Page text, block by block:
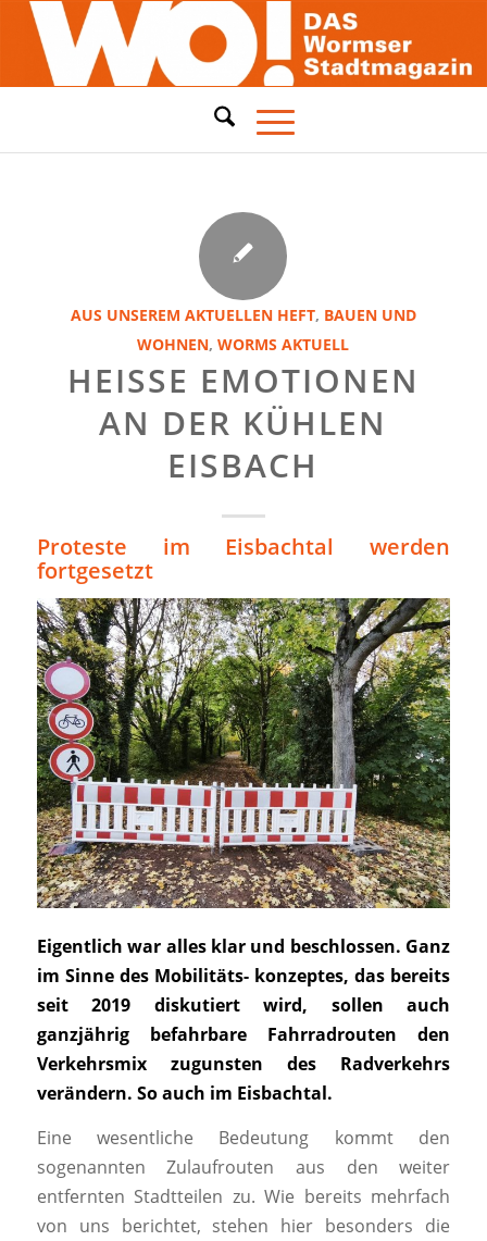
AUS UNSEREM AKTUELLEN HEFT, BAUEN UND
WOHNEN,WORMS AKTUELL
HEISSE EMOTIONEN A
N DER KÜHLEN E
ISBACH
Proteste im Eisbachtal werden
fortgesetzt
Eigentlich war alles klar und beschlossen. Ganz
im Sinne des Mobilitäts- konzeptes, das bereits
seit 2019 diskutiert wird, sollen auch
ganzjährig befahrbare Fahrradrouten den
Verkehrsmix zugunsten des Radverkehrs
verändern. So auch im Eisbachtal.
Eine wesentliche Bedeutung kommt den
sogenannten Zulaufrouten aus den weiter
entfernten Stadtteilen zu. Wie bereits mehrfach
von uns berichtet, stehen hier besonders die